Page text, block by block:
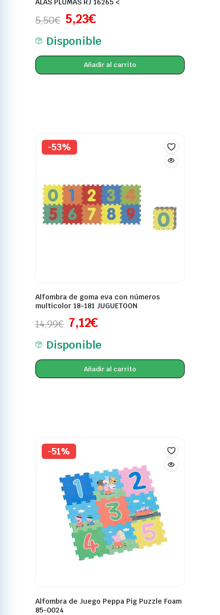
ALAS PLUMAS RJ 16265 <
5,50€ 5,23€
Disponible
Añadir al carrito
-53%
Alfombra de goma eva con números
multicolor 18-181 JUGUETOON
14,99€ 7,12€
Disponible
Añadir al carrito
-51%
Alfombra de Juego Peppa Pig Puzzle Foam
85-0024